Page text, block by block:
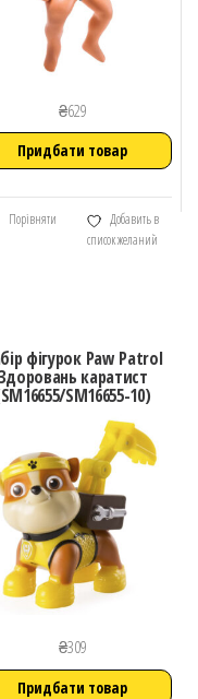
₴629
Придбати товар
Порівняти
Добавить в
список желаний
фігурок Paw Patrol
каратист
SM16655-10)
₴309
Придбати товар